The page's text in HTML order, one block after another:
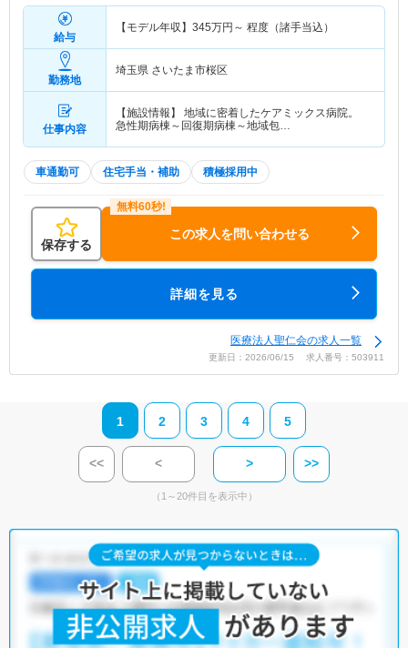
給与
【モデル年収】 345万円～ 程度（諸手当込）
勤務地
埼玉県 さいたま市桜区
仕事内容
【施設情報】 地域に密着したケアミックス病院。
急性期病棟～回復期病棟～地域包…
車通勤可 住宅手当・補助 積極採用中
保存する
この求人を問い合わせる
詳細を見る
医療法人聖仁会の求人一覧
更新日：2026/06/15 求人番号：503911
1 2 3 4 5
<< < > >>
（1～20件目を表示中）